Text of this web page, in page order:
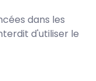
dans les
d'utiliser le